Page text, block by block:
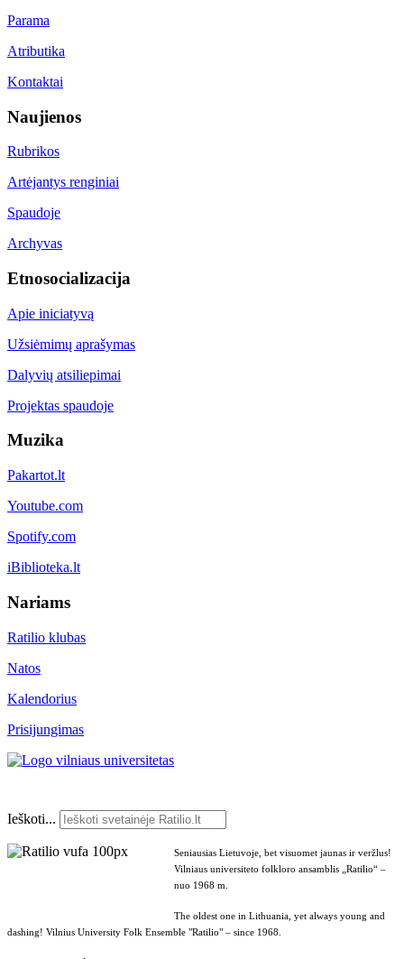
Parama
Atributika
Kontaktai
Naujienos
Rubrikos
Artėjantys renginiai
Spaudoje
Archyvas
Etnosocializacija
Apie iniciatyvą
Užsiėmimų aprašymas
Dalyvių atsiliepimai
Projektas spaudoje
Muzika
Pakartot.lt
Youtube.com
Spotify.com
iBiblioteka.lt
Nariams
Ratilio klubas
Natos
Kalendorius
Prisijungimas
Ieškoti...
Seniausias Lietuvoje, bet visuomet jaunas ir veržlus!
Vilniaus universiteto folkloro ansamblis „Ratilio“ –
nuo 1968 m.
The oldest one in Lithuania, yet always young and
dashing! Vilnius University Folk Ensemble "Ratilio" – since 1968.